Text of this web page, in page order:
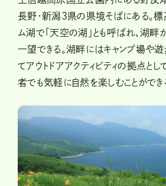
長野・新潟3県の県境そばにある。
ム湖で「天空の湖」とも呼ばれ、湖畔
一望できる。湖畔にはキャンプ場や
てアウトドアアクティビティの拠点と
者でも気軽に自然を楽しむことができ